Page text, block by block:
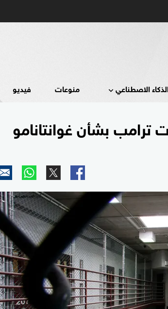
الاصطناعي منوعات فيديو
ترامب بشأن غوانتانامو